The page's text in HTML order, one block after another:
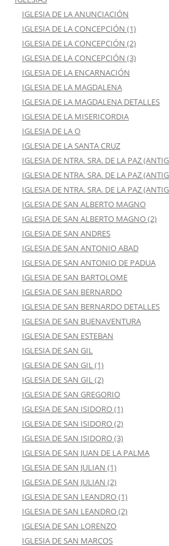
IGLESIA DE LA ANUNCIACIÓN
IGLESIA DE LA CONCEPCIÓN (1)
IGLESIA DE LA CONCEPCIÓN (2)
IGLESIA DE LA CONCEPCIÓN (3)
IGLESIA DE LA ENCARNACIÓN
IGLESIA DE LA MAGDALENA
IGLESIA DE LA MAGDALENA DETALLES
IGLESIA DE LA MISERICORDIA
IGLESIA DE LA O
IGLESIA DE LA SANTA CRUZ
IGLESIA DE NTRA. SRA. DE LA PAZ
IGLESIA DE NTRA. SRA. DE LA PAZ
IGLESIA DE NTRA. SRA. DE LA PAZ
IGLESIA DE SAN ALBERTO MAGNO
IGLESIA DE SAN ALBERTO MAGNO (2)
IGLESIA DE SAN ANDRES
IGLESIA DE SAN ANTONIO ABAD
IGLESIA DE SAN ANTONIO DE PADUA
IGLESIA DE SAN BARTOLOME
IGLESIA DE SAN BERNARDO
IGLESIA DE SAN BERNARDO DETALLES
IGLESIA DE SAN BUENAVENTURA
IGLESIA DE SAN ESTEBAN
IGLESIA DE SAN GIL
IGLESIA DE SAN GIL (1)
IGLESIA DE SAN GIL (2)
IGLESIA DE SAN GREGORIO
IGLESIA DE SAN ISIDORO (1)
IGLESIA DE SAN ISIDORO (2)
IGLESIA DE SAN ISIDORO (3)
IGLESIA DE SAN JUAN DE LA PALMA
IGLESIA DE SAN JULIAN (1)
IGLESIA DE SAN JULIAN (2)
IGLESIA DE SAN LEANDRO (1)
IGLESIA DE SAN LEANDRO (2)
IGLESIA DE SAN LORENZO
IGLESIA DE SAN MARCOS